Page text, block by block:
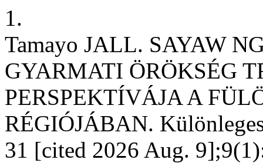
1.
Tamayo JALL. SAYAW
GYARMATI ÖRÖKSÉG
PERSPEKTÍVÁJA A
RÉGIÓJÁBAN.
31 [cited 2026 Aug.